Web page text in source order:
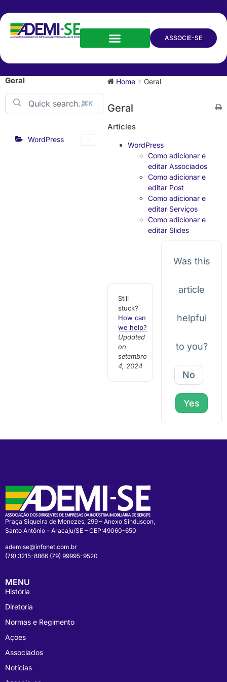
ASSOCIE-SE
Geral
⌘K
WordPress
Home Geral
Geral
Articles
WordPress
Como adicionar e
editar Associados
Como adicionar e
editar Post
Como adicionar e
editar Serviços
Como adicionar e
editar Slides
Still
stuck?
How can
we help?
Updated
on
setembro
4, 2024
Was this
article
helpful
to you?
No
Yes
Praça Siqueira de Menezes, 299 – Anexo Sinduscon,
Santo Antônio – Aracaju/SE – CEP:49060-650
ademise@infonet.com.br
(79) 3215-8866 (79) 99995-9520
MENU
História
Diretoria
Normas e Regimento
Ações
Associados
Notícias